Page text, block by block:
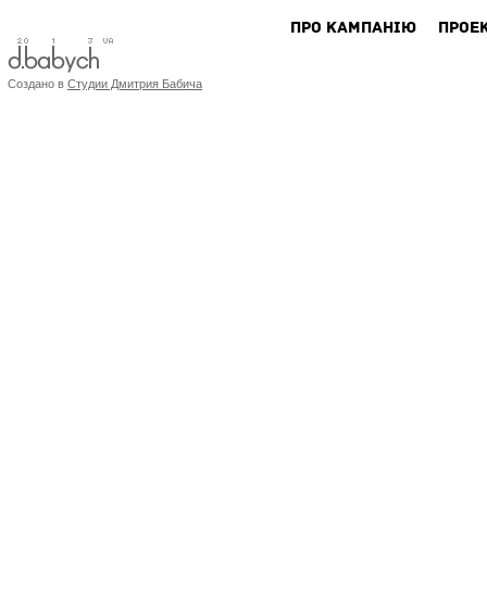
ПРО КАМПАНIЮ
Создано в Студии Дмитрия Бабича